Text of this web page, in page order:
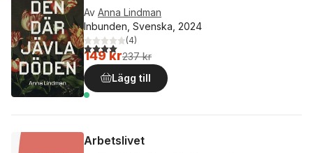
Av Anna Lindman
Inbunden, Svenska, 2024
4,0utav 5 stjärnor. Totalt antal röster:
(4)
149 kr237 kr
Lägg till
Arbetslivet